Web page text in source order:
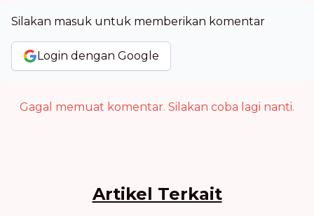
Silakan masuk untuk memberikan komentar
Login dengan Google
Gagal memuat komentar. Silakan coba lagi nanti.
Artikel Terkait